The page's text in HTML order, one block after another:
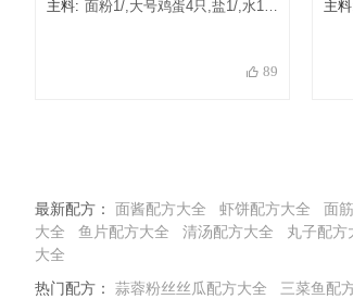
主料: 面粉1/,大号鸡蛋4只,盐1/,水1/,砂糖1小勺,糖粉适量,无盐黄油4大勺,香草精2小勺
89
主
最新配方： 面酱配方大全 虾饼配方大全 面
大全
鱼片配方大全 清汤配方大全 丸子配方
大全
热门配方：
蒜蓉粉丝丝瓜配方大全 三菜鱼配